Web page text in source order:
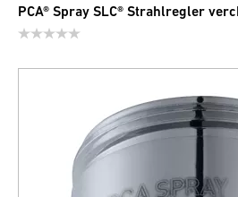
PCA® Spray SLC® Strahlregler